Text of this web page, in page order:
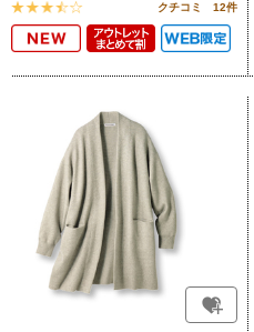
クチコミ 12件